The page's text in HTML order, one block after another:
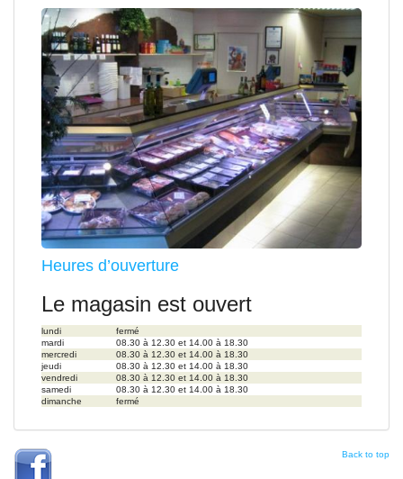
Heures d’ouverture
Le magasin est ouvert
lundi
fermé
mardi
08.30 à 12.30 et 14.00 à 18.30
mercredi
08.30 à 12.30 et 14.00 à 18.30
jeudi
08.30 à 12.30 et 14.00 à 18.30
vendredi
08.30 à 12.30 et 14.00 à 18.30
samedi
08.30 à 12.30 et 14.00 à 18.30
dimanche
fermé
Back to top